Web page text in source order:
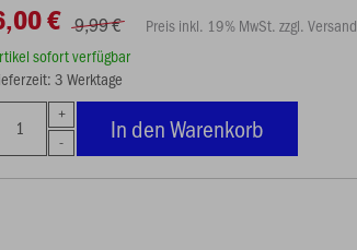
€ 9,99 €
Preis inkl. 19% MwSt. zzgl. Versand
sofort verfügbar
3 Werktage
In den Warenkorb